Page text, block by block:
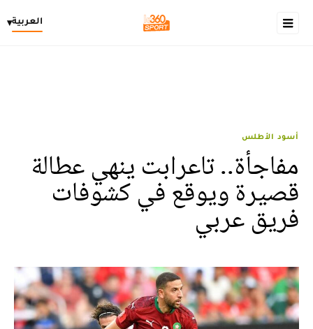
العربية▾
أسود الأطلس
مفاجأة.. تاعرابت ينهي عطالة
قصيرة ويوقع في كشوفات
فريق عربي